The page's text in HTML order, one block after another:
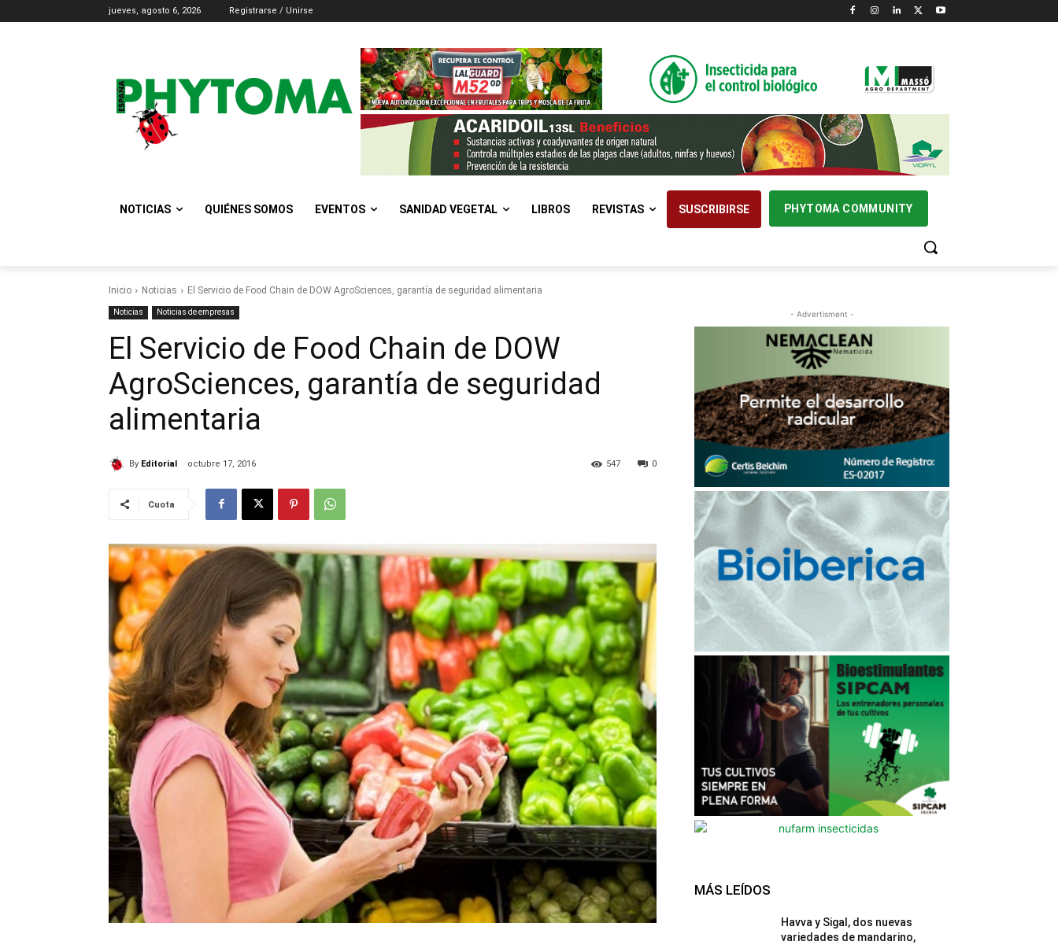
jueves, agosto 6, 2026 Registrarse / Unirse
NOTICIAS QUIÉNES SOMOS EVENTOS SANIDAD VEGETAL LIBROS REVISTAS SUSCRIBIRSE PHYTOMA COMMUNITY
Inicio Noticias El Servicio de Food Chain de DOW AgroSciences, garantía de seguridad alimentaria
Noticias Noticias de empresas
El Servicio de Food Chain de DOW
AgroSciences, garantía de seguridad
alimentaria
By Editorial octubre 17, 2016 0
547
Cuota
- Advertisment -
MÁS LEÍDOS
Havva y Sigal, dos nuevas
variedades de mandarino,